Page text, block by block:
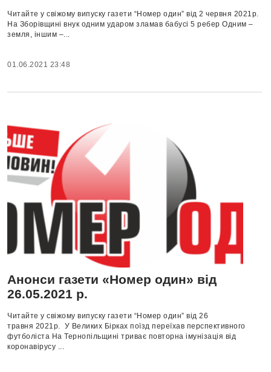
Читайте у свіжому випуску газети “Номер один” від 2 червня 2021р.
На Зборівщині внук одним ударом зламав бабусі 5 ребер Одним –
земля, іншим –...
01.06.2021 23:48
Анонси газети «Номер один» від
26.05.2021 р.
Читайте у свіжому випуску газети “Номер один” від 26
травня 2021р. У Великих Бірках поїзд переїхав перспективного
футболіста На Тернопільщині триває повторна імунізація від
коронавірусу ...